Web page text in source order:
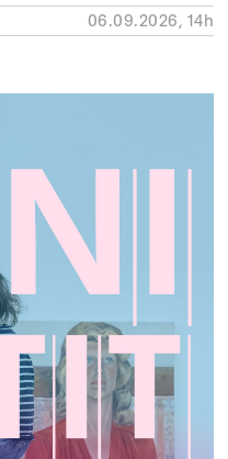
06.09.2026, 14h